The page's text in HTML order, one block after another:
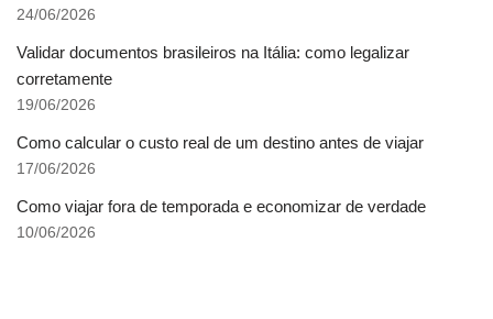
24/06/2026
Validar documentos brasileiros na Itália: como legalizar
corretamente
19/06/2026
Como calcular o custo real de um destino antes de viajar
17/06/2026
Como viajar fora de temporada e economizar de verdade
10/06/2026